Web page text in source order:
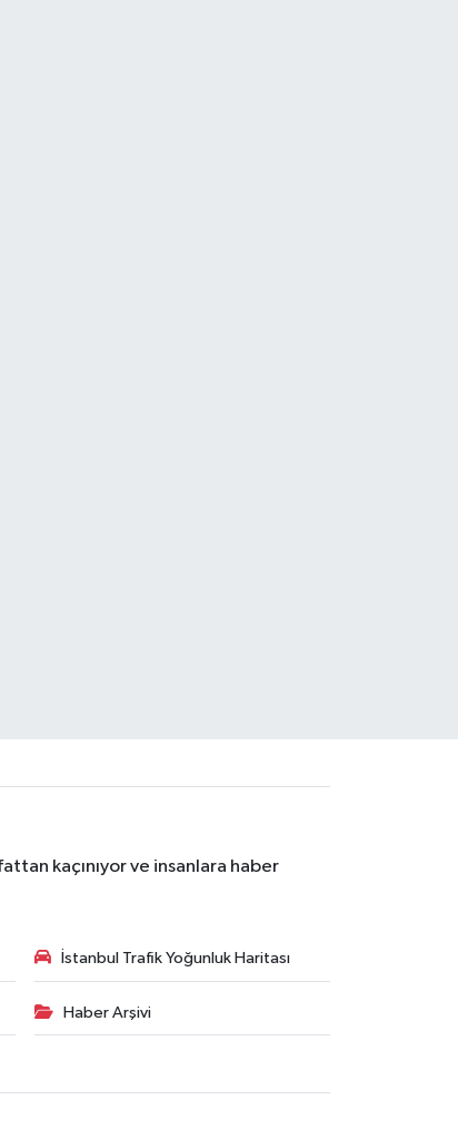
kaçınıyor ve insanlara haber
İstanbul Trafik Yoğunluk Haritası
Haber Arşivi